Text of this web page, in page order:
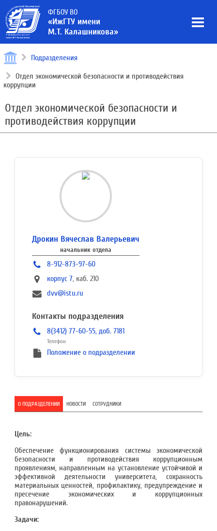
ФГБОУ ВО
«ИжГТУ имени
М.Т. Калашникова»
Подразделения
Отдел экономической безопасности и противодействия
коррупции
Отдел экономической безопасности и
противодействия коррупции
Дрокин Вячеслав Валерьевич
начальник отдела
8-912-873-97-60
корпус 7, каб. 210
dvv@istu.ru
Контакты подразделения
8(3412) 77-60-55, доб. 7181
Телефон
Положение о подразделении
О ПОДРАЗДЕЛЕНИИ НОВОСТИ СОТРУДНИКИ
Цель:
Обеспечение функционирования системы экономической
безопасности и противодействия коррупционным
проявлениям, направленным на установление устойчивой и
эффективной деятельности университета, сохранность
материальных ценностей, профилактику, предупреждение и
пресечение экономических и коррупционных
правонарушений.
Задачи: